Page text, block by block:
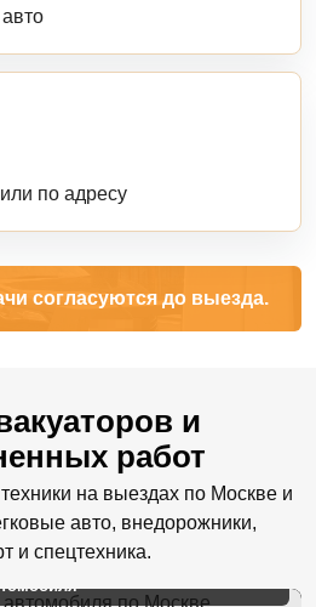
по адресу
согласуются до выезда.
и
работ
на выездах по Москве и
авто, внедорожники,
и спецтехника.